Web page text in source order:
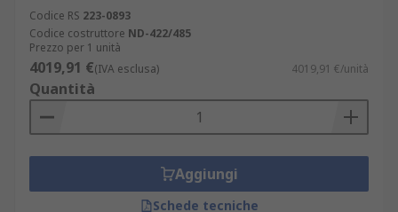
Codice RS 223-0893
Codice costruttore ND-422/485
Prezzo per 1 unità
4019,91 €(IVA esclusa) 4019,91 €/unità
Quantità
Aggiungi
Schede tecniche